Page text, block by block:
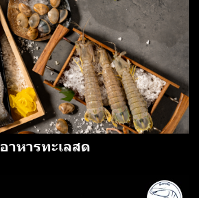
อาหารทะเลสด